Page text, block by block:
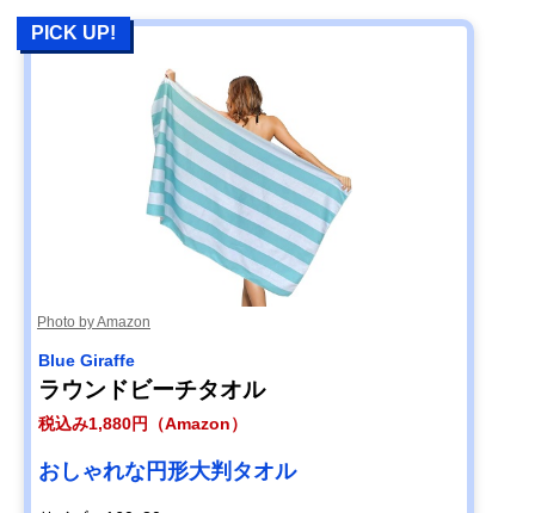
PICK UP!
Photo by Amazon
Blue Giraffe
ラウンドビーチタオル
税込み1,880円（Amazon）
おしゃれな円形大判タオル